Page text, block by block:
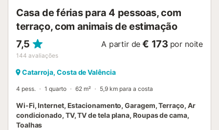
Casa de férias para 4 pessoas, com
terraço, com animais de estimação
7,5
144 avaliações
A partir de € 173 por noite
Catarroja, Costa de Valência
4 pess. 1 quarto 62 m² 5,9 km para a costa
Wi-Fi, Internet, Estacionamento, Garagem, Terraço, Ar
condicionado, TV, TV de tela plana, Roupas de cama,
Toalhas